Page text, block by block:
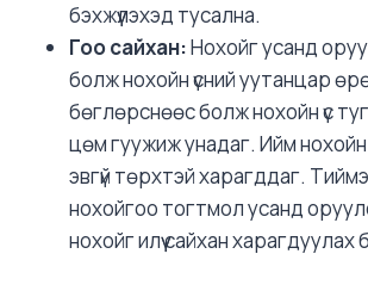
бэхжүүлэхэд тусална.
Гоо сайхан:Нохойг усанд
болж нохойн үсний уутанцар
бөглөрснөөс болж нохойн үс
цөм гуужиж унадаг. Ийм нохойн
эвгүй төрхтэй харагддаг.
нохойгоо тогтмол усанд
нохойг илүү сайхан харагдуулах